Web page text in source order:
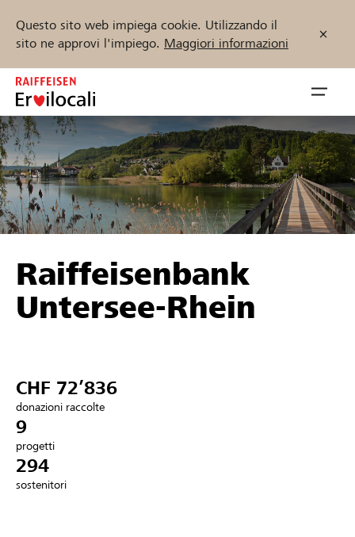
Questo sito web impiega cookie. Utilizzando il
sito ne approvi l'impiego. Maggiori informazioni
Zum
Inhalt
springen
öffnen
Sostenere
Aiuto & supporto
Collegarsi
Trova progetti e organizzazioni
Inizia ora
Raiffeisenbank
Untersee-Rhein
CHF 72’836
donazioni raccolte
9
progetti
294
sostenitori